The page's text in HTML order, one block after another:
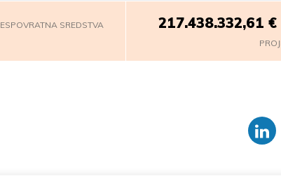
SREDSTVA 217.438.334,06 €